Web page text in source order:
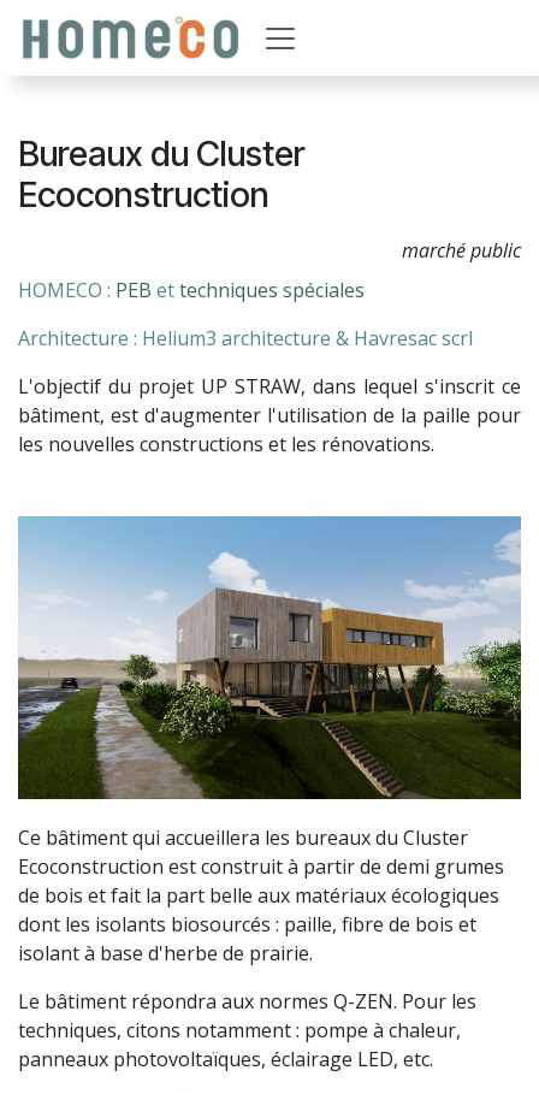
Se rendre au contenu
Bureaux du Cluster
Ecoconstruction
marché public
HOMECO : PEB ettechniques spéciales
Architecture : Helium3 architecture & Havresac scrl
L'objectif du projet UP STRAW, dans lequel s'inscrit ce
bâtiment, est d'augmenter l'utilisation de la paille pour
les nouvelles constructions et les rénovations.
Ce bâtiment qui accueillera les bureaux du Cluster
Ecoconstruction est construit à partir de demi grumes
de bois et fait la part belle aux matériaux écologiques
dont les isolants biosourcés : paille, fibre de bois et
isolant à base d'herbe de prairie.
Le bâtiment répondra aux normes Q-ZEN. Pour les
techniques, citons notamment : pompe à chaleur,
panneaux photovoltaïques, éclairage LED, etc.